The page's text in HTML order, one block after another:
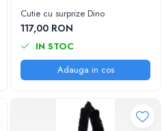
Cutie cu surprize Dino
117,00 RON
IN STOC
Adauga in cos